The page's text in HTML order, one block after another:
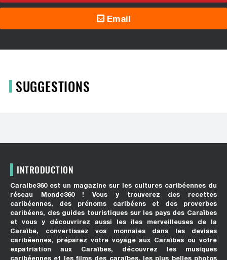
Email
SUGGESTIONS
INTRODUCTION
Caraibe360 est un magazine sur les cultures caribéennes du
réseau Monde360 ! Vous y trouverez des recettes
caribéennes, des prénoms caribéens et des proverbes
caribéens, des guides touristiques sur les pays des Caraïbes
et vous y découvrirez aussi les îles merveilleuses de la
Caraïbe, convertissez vos monnaies dans les devises
caribéennes, préparez votre voyage aux Caraïbes ou votre
expatriation aux Caraïbes, découvrez les musiques
caribéennes et les films des caraïbes, les plus belles photos